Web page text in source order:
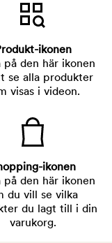
ikonen
på den här ikonen
se alla produkter
visas i videon.
ikonen
på den här ikonen
du vill se vilka
du lagt till i din
varukorg.